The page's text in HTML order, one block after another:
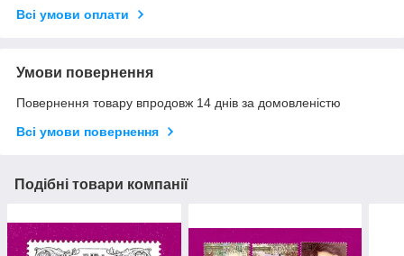
Всі умови оплати
Умови повернення
Повернення товару впродовж 14 днів за домовленістю
Всі умови повернення
Подібні товари компанії